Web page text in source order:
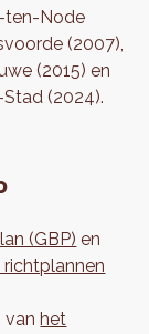
ten-Node
(2007),
(2015) en
Stad (2024).
(GBP) en
richtplannen
vanhet